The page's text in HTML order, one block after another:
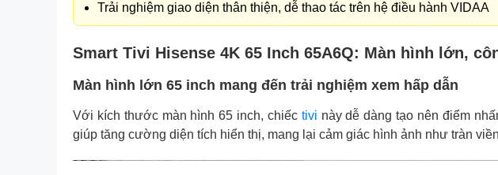
Trải nghiệm giao diện thân thiện, dễ thao tác trên hệ điều hành VIDAA
Smart Tivi Hisense 4K 65 Inch 65A6Q: Màn hình lớn,
Màn hình lớn 65 inch mang đến trải nghiệm xem hấp dẫn
Với kích thước màn hình 65 inch, chiếc tivi này dễ dàng tạo nên điểm
giúp tăng cường diện tích hiển thị, mang lại cảm giác hình ảnh như tràn